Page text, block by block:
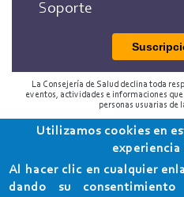
Soporte
La Consejería de Salud declina toda
eventos, actividades e informaciones
personas usuarias de
2018 Programa de
Consejería
Utilizamos cookies en
experiencia
Al hacer clic en cualquier
dando su